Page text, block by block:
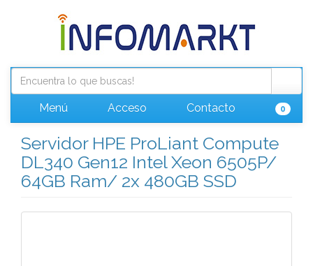
Menú Acceso Contacto 0
Servidor HPE ProLiant Compute
DL340 Gen12 Intel Xeon 6505P/
64GB Ram/ 2x 480GB SSD